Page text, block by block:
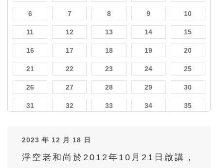
6 7 8 9 10
11 12 13 14 15
16 17 18 19 20
21 22 23 24 25
26 27 28 29 30
31 32 33 34 35
41 42
46 47 48 49 50
2023 年 12 月 18 日
淨空老和尚於2012年10月21日啟講，